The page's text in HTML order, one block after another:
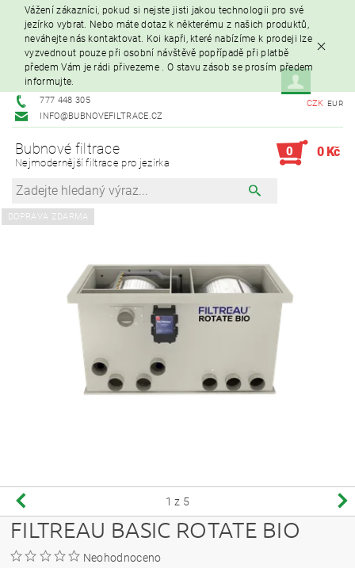
Vážení zákazníci, pokud si nejste jisti jakou technologii pro své
jezírko vybrat. Nebo máte dotaz k některému z našich produktů,
neváhejte nás kontaktovat. Koi kapři, které nabízíme k prodeji lze
vyzvednout pouze při osobní návštěvě popřípadě při platbě
předem Vám je rádi přivezeme . O stavu zásob se prosím předem
informujte.
777 448 305
INFO@BUBNOVEFILTRACE.CZ
CZK EUR
Bubnové filtrace
Nejmodernější filtrace pro jezírka
0 0 Kč
DOPRAVA ZDARMA
1 z 5
FILTREAU BASIC ROTATE BIO
Neohodnoceno